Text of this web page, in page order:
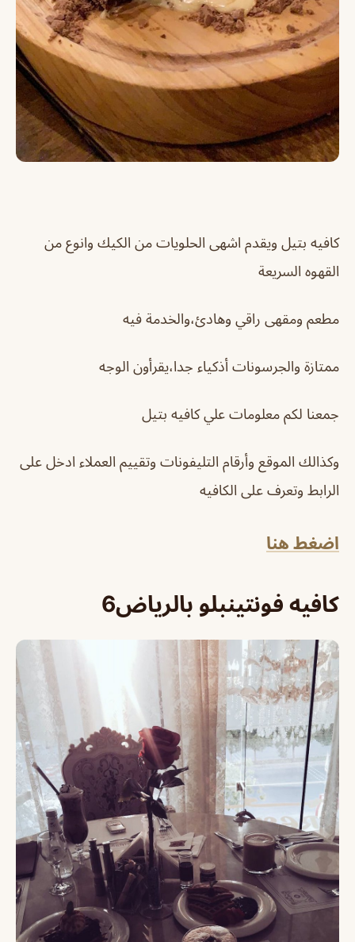
كافيه بتيل ويقدم اشهى الحلويات من الكيك وانوع من
القهوه السريعة
مطعم ومقهى راقي وهادئ،والخدمة فيه
ممتازة والجرسونات أذكياء جدا،يقرأون الوجه
جمعنا لكم معلومات علي كافيه بتيل
وكذالك الموقع وأرقام التليفونات وتقييم العملاء ادخل على
الرابط وتعرف على الكافيه
اضغط هنا
كافيه فونتينبلو بالرياض6